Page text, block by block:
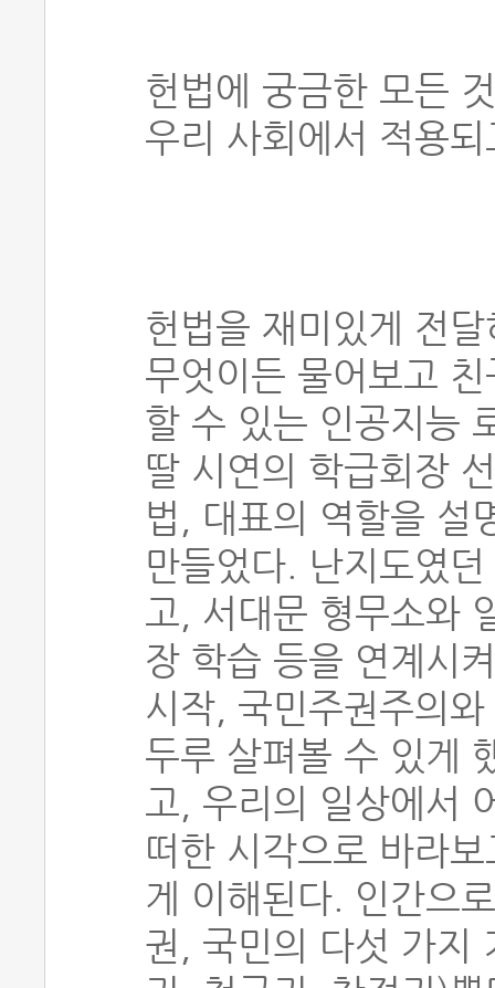
헌법에 궁금한 모든
우리 사회에서 적용
헌법을 재미있게 전
무엇이든 물어보고
할 수 있는 인공지능
딸 시연의 학급회장
법, 대표의 역할을 설
만들었다. 난지도였
고, 서대문 형무소와
장 학습 등을 연계시
시작, 국민주권주의
두루 살펴볼 수 있게
고, 우리의 일상에서
떠한 시각으로 바라
게 이해된다. 인간으
권, 국민의 다섯 가지